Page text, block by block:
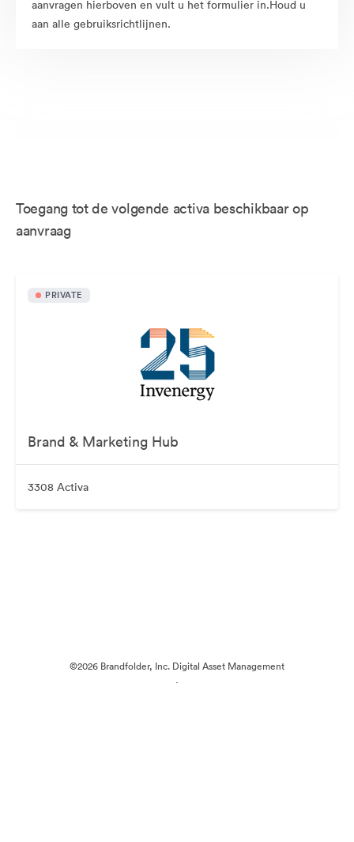
aanvragen hierboven en vult u het formulier in.Houd u
aan alle gebruiksrichtlijnen.
Toegang tot de volgende activa beschikbaar op
aanvraag
PRIVATE
Brand & Marketing Hub
3308 Activa
©2026 Brandfolder, Inc. Digital Asset Management
·